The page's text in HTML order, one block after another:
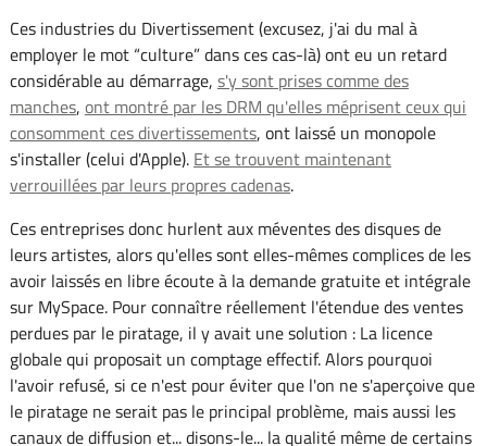
Ces industries du Divertissement (excusez, j'ai du mal à
employer le mot “culture” dans ces cas-là) ont eu un retard
considérable au démarrage, s'y sont prises comme des
manches, ont montré par les DRM qu'elles méprisent ceux qui
consomment ces divertissements, ont laissé un monopole
s'installer (celui d'Apple). Et se trouvent maintenant
verrouillées par leurs propres cadenas.
Ces entreprises donc hurlent aux méventes des disques de
leurs artistes, alors qu'elles sont elles-mêmes complices de les
avoir laissés en libre écoute à la demande gratuite et intégrale
sur MySpace. Pour connaître réellement l'étendue des ventes
perdues par le piratage, il y avait une solution : La licence
globale qui proposait un comptage effectif. Alors pourquoi
l'avoir refusé, si ce n'est pour éviter que l'on ne s'aperçoive que
le piratage ne serait pas le principal problème, mais aussi les
canaux de diffusion et... disons-le... la qualité même de certains